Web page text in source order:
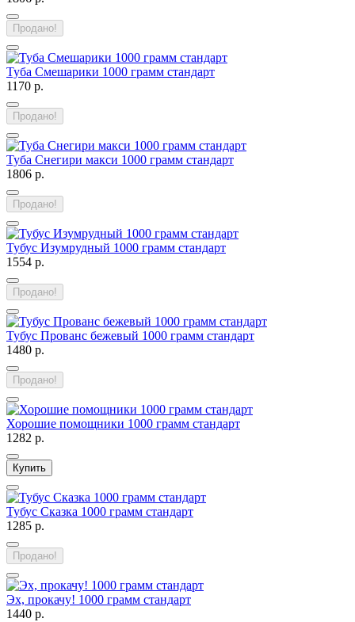
Продано!
Туба Смешарики 1000 грамм стандарт
1170 р.
Продано!
Туба Снегири макси 1000 грамм стандарт
1806 р.
Продано!
Тубус Изумрудный 1000 грамм стандарт
1554 р.
Продано!
Тубус Прованс бежевый 1000 грамм стандарт
1480 р.
Продано!
Хорошие помощники 1000 грамм стандарт
1282 р.
Купить
Тубус Сказка 1000 грамм стандарт
1285 р.
Продано!
Эх, прокачу! 1000 грамм стандарт
1440 р.